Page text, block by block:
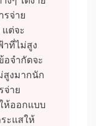
จ่าย
ต่จะ
าที่ไม่สูง
อจำกัดจะ
สูงมากนัก
จ่าย
ห้ออกแบบ
ะแสให้